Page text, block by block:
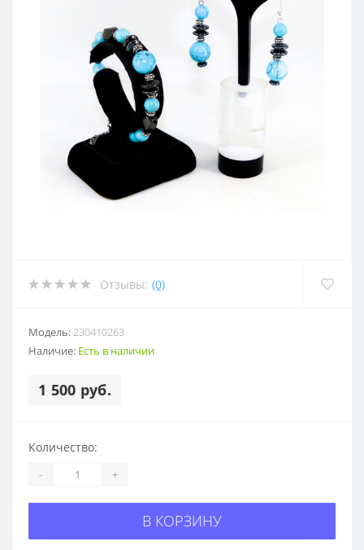
Отзывы: (0)
Модель:230410263
Наличие: Есть в наличии
1 500 руб.
Количество:
- +
В КОРЗИНУ